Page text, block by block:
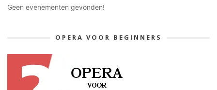
Geen evenementen gevonden!
OPERA VOOR BEGINNERS